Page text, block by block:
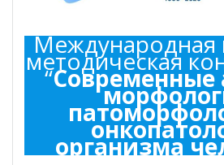
Международная
методическая
“Современные
организма